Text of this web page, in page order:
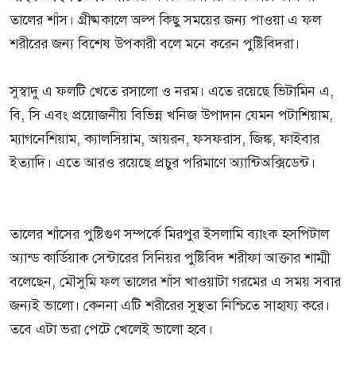
তালের শাঁস। গ্রীষ্মকালে অল্প কিছু সময়ের জন্য পাওয়া এ ফল
শরীরের জন্য বিশেষ উপকারী বলে মনে করেন পুষ্টিবিদরা।
সুস্বাদু এ ফলটি খেতে রসালো ও নরম। এতে রয়েছে ভিটামিন এ,
বি, সি এবং প্রয়োজনীয় বিভিন্ন খনিজ উপাদান যেমন পটাশিয়াম,
ম্যাগনেশিয়াম, ক্যালসিয়াম, আয়রন, ফসফরাস, জিঙ্ক, ফাইবার
ইত্যাদি। এতে আরও রয়েছে প্রচুর পরিমাণে অ্যান্টিঅক্সিডেন্ট।
তালের শাঁসের পুষ্টিগুণ সম্পর্কে মিরপুর ইসলামি ব্যাংক হসপিটাল
অ্যান্ড কার্ডিয়াক সেন্টারের সিনিয়র পুষ্টিবিদ শরীফা আক্তার শাম্মী
বলেছেন, মৌসুমি ফল তালের শাঁস খাওয়াটা গরমের এ সময় সবার
জন্যই ভালো। কেননা এটি শরীরের সুস্থতা নিশ্চিতে সাহায্য করে।
তবে এটা ভরা পেটে খেলেই ভালো হবে।